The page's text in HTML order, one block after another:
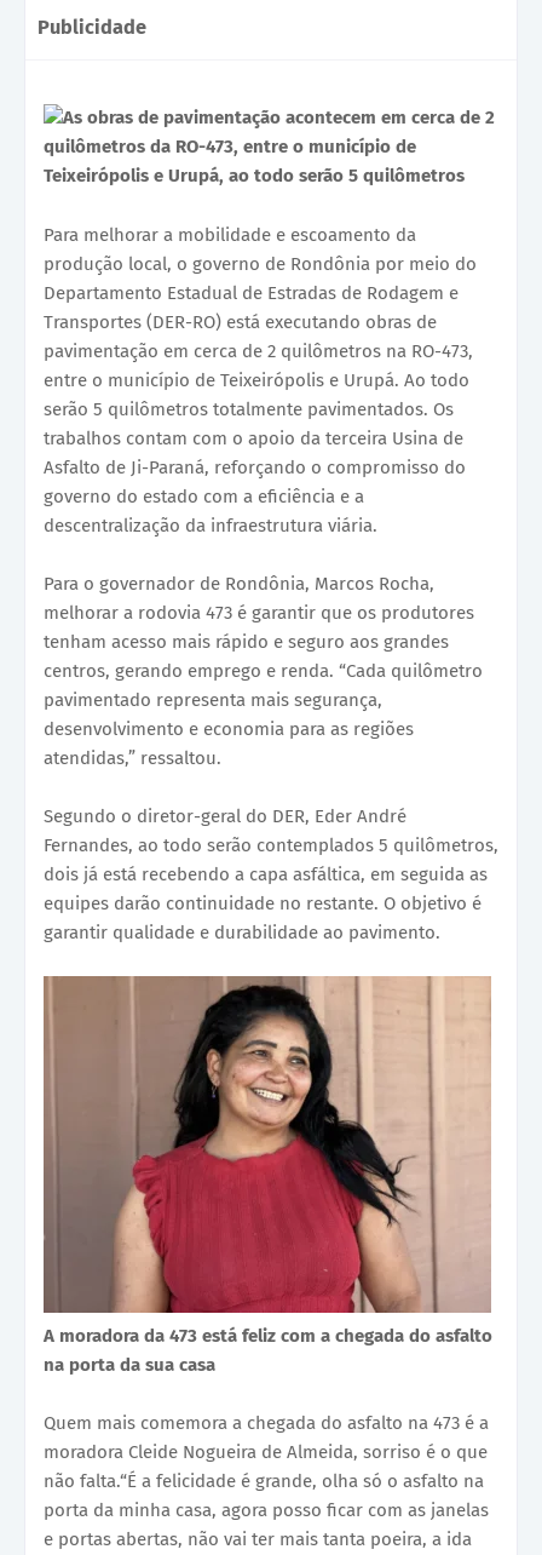
Publicidade
As obras de pavimentação acontecem em cerca de 2
quilômetros da RO-473, entre o município de
Teixeirópolis e Urupá, ao todo serão 5 quilômetros
Para melhorar a mobilidade e escoamento da
produção local, o governo de Rondônia por meio do
Departamento Estadual de Estradas de Rodagem e
Transportes (DER-RO) está executando obras de
pavimentação em cerca de 2 quilômetros na RO-473,
entre o município de Teixeirópolis e Urupá. Ao todo
serão 5 quilômetros totalmente pavimentados. Os
trabalhos contam com o apoio da terceira Usina de
Asfalto de Ji-Paraná, reforçando o compromisso do
governo do estado com a eficiência e a
descentralização da infraestrutura viária.
Para o governador de Rondônia, Marcos Rocha,
melhorar a rodovia 473 é garantir que os produtores
tenham acesso mais rápido e seguro aos grandes
centros, gerando emprego e renda. “Cada quilômetro
pavimentado representa mais segurança,
desenvolvimento e economia para as regiões
atendidas,” ressaltou.
Segundo o diretor-geral do DER, Eder André
Fernandes, ao todo serão contemplados 5 quilômetros,
dois já está recebendo a capa asfáltica, em seguida as
equipes darão continuidade no restante. O objetivo é
garantir qualidade e durabilidade ao pavimento.
A moradora da 473 está feliz com a chegada do asfalto
na porta da sua casa
Quem mais comemora a chegada do asfalto na 473 é a
moradora Cleide Nogueira de Almeida, sorriso é o que
não falta.“É a felicidade é grande, olha só o asfalto na
porta da minha casa, agora posso ficar com as janelas
e portas abertas, não vai ter mais tanta poeira, a ida